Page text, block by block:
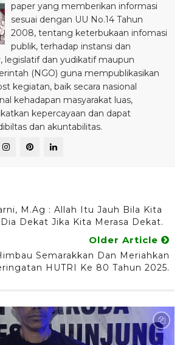
paper yang memberikan informasi
sesuai dengan UU No.14 Tahun
2008, tentang keterbukaan infomasi
publik, terhadap instansi dan
legislatif dan yudikatif maupun
(NGO) guna mempublikasikan
kegiatan, baik secara nasional
kehadapan masyarakat luas,
kepercayaan dan dapat
dan akuntabilitas.
M.Ag : Allah Itu Jauh Bila Kita
Dekat Jika Kita Merasa Dekat.
Older Article
Semarakkan Dan Meriahkan
HUTRI Ke 80 Tahun 2025.